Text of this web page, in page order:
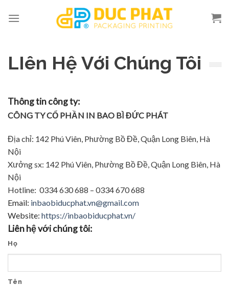
LIên Hệ Với Chúng Tôi
Thông tin công ty:
CÔNG TY CỔ PHẦN IN BAO BÌ ĐỨC PHÁT
Địa chỉ: 142 Phú Viên, Phường Bồ Đề, Quận Long Biên, Hà
Nội
Xưởng sx: 142 Phú Viên, Phường Bồ Đề, Quận Long Biên, Hà
Nội
Hotline: 0334 630 688 – 0334 670 688
Email: inbaobiducphat.vn@gmail.com
Website: https://inbaobiducphat.vn/
Liên hệ với chúng tôi:
Họ
Tên